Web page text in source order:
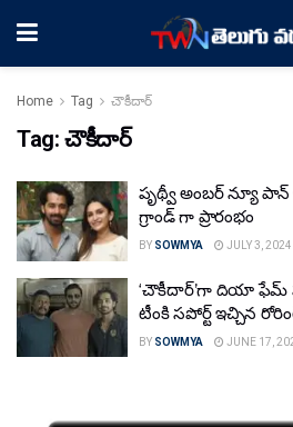
Home Tag చౌకీదార్
Tag: చౌకీదార్
పృథ్వీ అంబర్ న్యూ
గ్రాండ్ గా ప్రారంభం
BY SOWMYA JULY 3, 2024
‘చౌకీదార్’గా దియా ఫేమ్
టీంకి సపోర్ట్ ఇచ్చిన
BY SOWMYA JUNE 17,